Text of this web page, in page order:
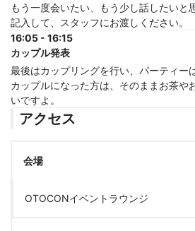
もう一度会いたい、もう少し話したいと
記入して、スタッフにお渡しください。
16:05 - 16:15
カップル発表
最後はカップリングを行い、パーティー
カップルになった方は、そのままお茶や
いですよ。
アクセス
会場
OTOCONイベントラウンジ